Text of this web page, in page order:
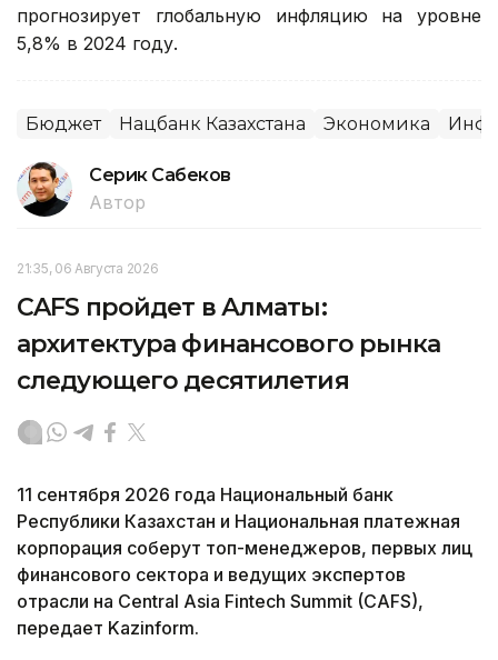
прогнозирует глобальную инфляцию на уровне
5,8% в 2024 году.
Бюджет Нацбанк Казахстана Экономика
Серик Сабеков
Автор
21:35, 06 Августа 2026
CAFS пройдет в Алматы:
архитектура финансового рынка
следующего десятилетия
11 сентября 2026 года Национальный банк
Республики Казахстан и Национальная платежная
корпорация соберут топ-менеджеров, первых лиц
финансового сектора и ведущих экспертов
отрасли на Central Asia Fintech Summit (CAFS),
передает Kazinform.